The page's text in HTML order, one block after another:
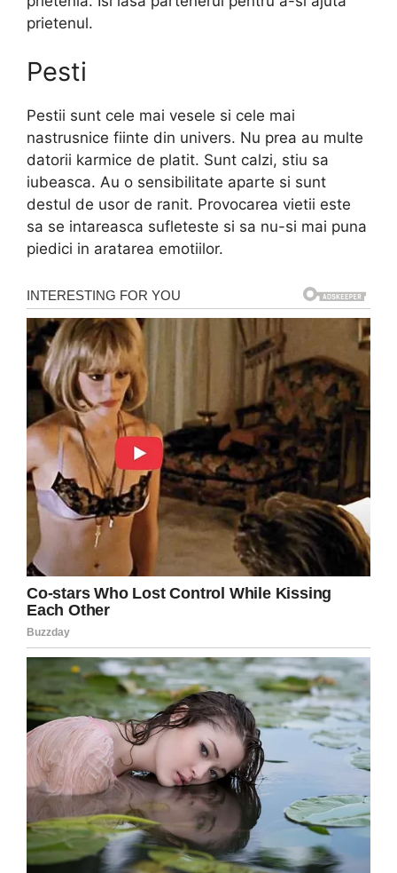
prietenul.
Pesti
Pestii sunt cele mai vesele si cele mai
nastrusnice fiinte din univers. Nu prea au multe
datorii karmice de platit. Sunt calzi, stiu sa
iubeasca. Au o sensibilitate aparte si sunt
destul de usor de ranit. Provocarea vietii este
sa se intareasca sufleteste si sa nu-si mai puna
piedici in aratarea emotiilor.